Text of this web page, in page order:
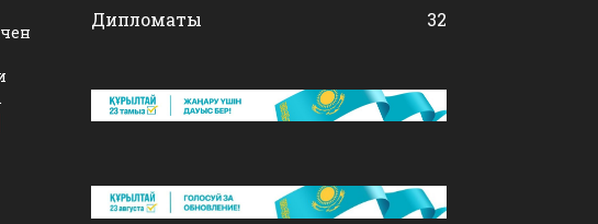
Дипломаты
32